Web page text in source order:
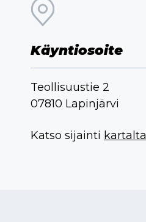
Käyntiosoite
Teollisuustie 2
07810 Lapinjärvi
Katso sijainti kartalta